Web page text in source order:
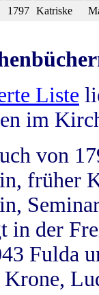
1797 Katriske
Liste
im
von
früher
in der
Fulda